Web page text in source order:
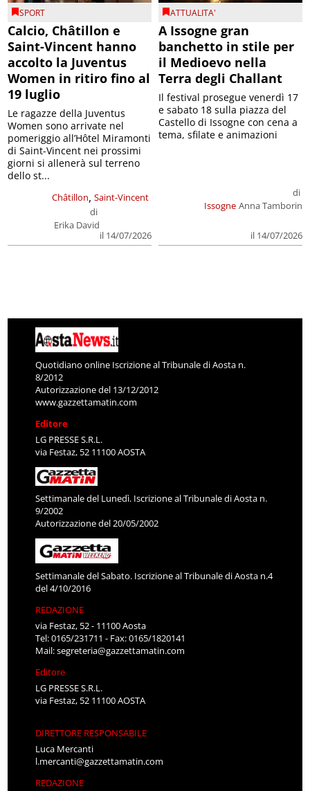
SPORT
Calcio, Châtillon e
Saint-Vincent hanno
accolto la Juventus
Women in ritiro fino al
19 luglio
Châtillon, Saint-Vincent
di
Erika David
il 14/07/2026
Le ragazze della Juventus
Women sono arrivate nel
pomeriggio all’Hôtel Miramonti
di Saint-Vincent nei prossimi
giorni si allenerà sul terreno
dello st...
ATTUALITA'
A Issogne gran
banchetto in stile per
il Medioevo nella
Terra degli Challant
Issogne
di
Anna Tamborin
il 14/07/2026
Il festival prosegue venerdì 17
e sabato 18 sulla piazza del
Castello di Issogne con cena a
tema, sfilate e animazioni
Quotidiano online Iscrizione al Tribunale di Aosta n.
8/2012
Autorizzazione del 13/12/2012
www.gazzettamatin.com
Editore
LG PRESSE S.R.L.
via Festaz, 52 11100 AOSTA
Settimanale del Lunedì. Iscrizione al Tribunale di Aosta n.
9/2002
Autorizzazione del 20/05/2002
Settimanale del Sabato. Iscrizione al Tribunale di Aosta n.4
del 4/10/2016
REDAZIONE
via Festaz, 52 - 11100 Aosta
Tel: 0165/231711 - Fax: 0165/1820141
Mail:segreteria@gazzettamatin.com
Editore
LG PRESSE S.R.L.
via Festaz, 52 11100 AOSTA
DIRETTORE RESPONSABILE
Luca Mercanti
l.mercanti@gazzettamatin.com
REDAZIONE